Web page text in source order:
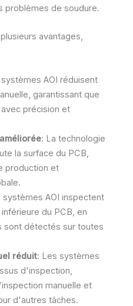
problèmes de soudure.
avantages,
AOI réduisent
garantissant que
précision et
: La technologie
la surface du PCB,
production et
systèmes AOI inspectent
du PCB, en
sont détectés sur toutes
réduit: Les systèmes
d'inspection,
manuelle et
d'autres tâches.